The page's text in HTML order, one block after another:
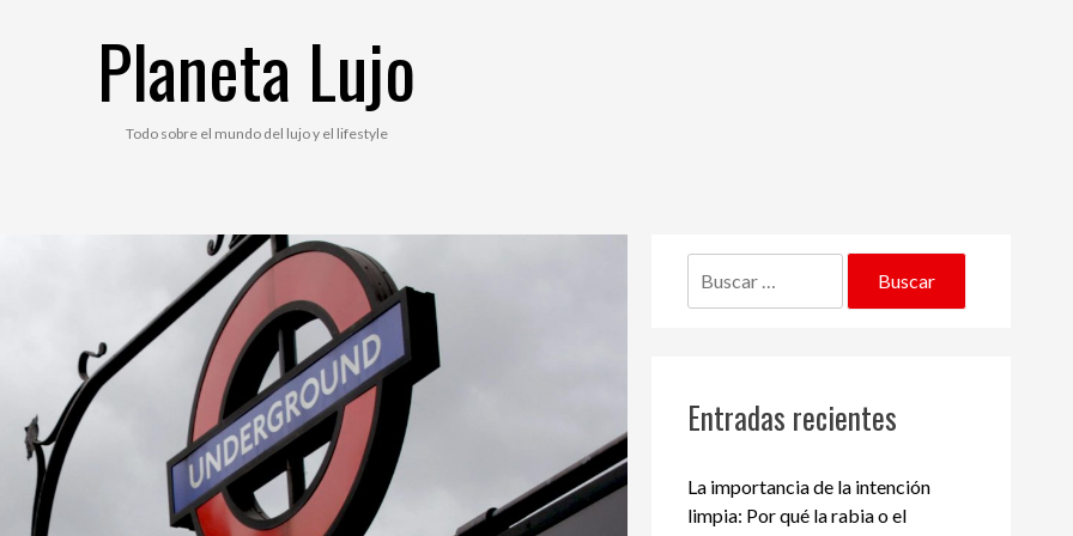
Planeta Lujo
Todo sobre el mundo del lujo y el lifestyle
Entradas recientes
La importancia de la intención
limpia: Por qué la rabia o el